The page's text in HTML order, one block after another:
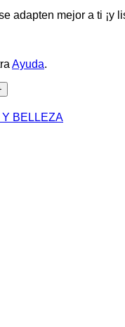
adapten mejor a ti ¡y
Ayuda.
Y BELLEZA